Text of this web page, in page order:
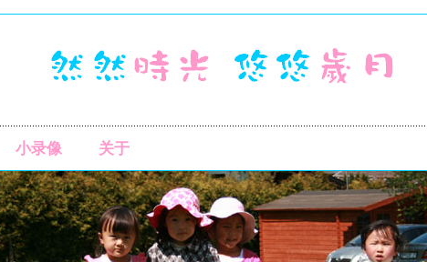
小录像 关于